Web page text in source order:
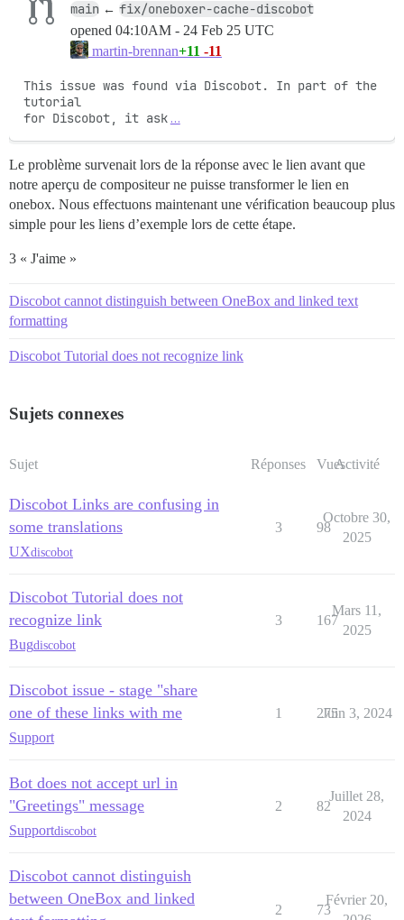
main ← fix/oneboxer-cache-discobot
opened 04:10AM - 24 Feb 25 UTC
martin-brennan+11 -11
This issue was found via Discobot. In part of the
tutorial
for Discobot, it ask …
Le problème survenait lors de la réponse avec le lien avant que
notre aperçu de compositeur ne puisse transformer le lien en
onebox. Nous effectuons maintenant une vérification beaucoup plus
simple pour les liens d’exemple lors de cette étape.
3 « J'aime »
Discobot cannot distinguish between OneBox and linked text
formatting
Discobot Tutorial does not recognize link
Sujets connexes
Sujet Réponses VuesActivité
Discobot Links are confusing in
some translations
UXdiscobot
3 98
Octobre 30,
2025
Discobot Tutorial does not
recognize link
Bugdiscobot
3 167
Mars 11,
2025
Discobot issue - stage "share
one of these links with me
Support
1 275
Juin 3, 2024
Bot does not accept url in
"Greetings" message
Supportdiscobot
2 82
Juillet 28,
2024
Discobot cannot distinguish
between OneBox and linked
2 73
Février 20,